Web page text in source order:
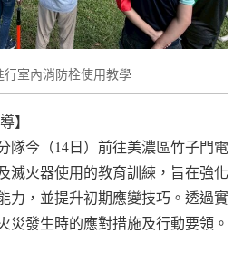
室內消防栓使用教學
】
隊今（14日）前往美濃區竹子門電
滅火器使用的教育訓練，旨在強化
力，並提升初期應變技巧。透過實
災發生時的應對措施及行動要領。